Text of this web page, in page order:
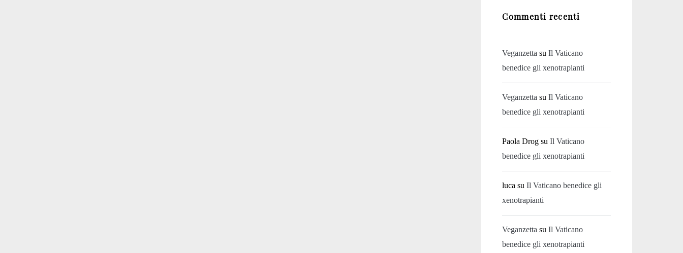
Commenti recenti
Veganzetta suIl Vaticano
benedice gli xenotrapianti
Veganzetta suIl Vaticano
benedice gli xenotrapianti
Paola Drog suIl Vaticano
benedice gli xenotrapianti
luca suIl Vaticano benedice gli
xenotrapianti
Veganzetta suIl Vaticano
benedice gli xenotrapianti